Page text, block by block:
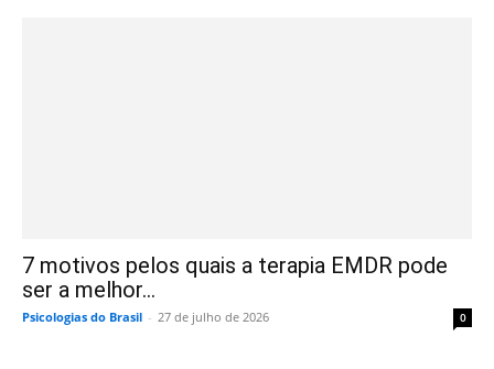
7 motivos pelos quais a terapia EMDR pode
ser a melhor...
Psicologias do Brasil - 27 de julho de 2026 0